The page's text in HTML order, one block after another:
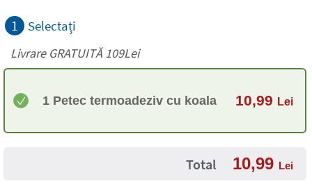
1 Selectați
Livrare GRATUITĂ 109Lei
1 Petec termoadeziv cu koala 10,99 Lei
Total 10,99 Lei